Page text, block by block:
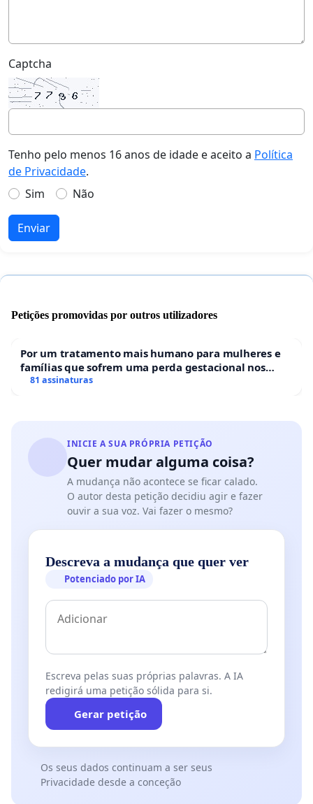
Captcha
Tenho pelo menos 16 anos de idade e aceito a Política
de Privacidade.
Sim
Não
Enviar
Petições promovidas por outros utilizadores
Por um tratamento mais humano para mulheres e
famílias que sofrem uma perda gestacional nos
hospitais portugueses
81 assinaturas
INICIE A SUA PRÓPRIA PETIÇÃO
Quer mudar alguma coisa?
A mudança não acontece se ficar calado.
O autor desta petição decidiu agir e fazer
ouvir a sua voz. Vai fazer o mesmo?
Descreva a mudança que quer ver
Potenciado por IA
Escreva pelas suas próprias palavras. A IA
redigirá uma petição sólida para si.
Gerar petição
Os seus dados continuam a ser seus
Privacidade desde a conceção